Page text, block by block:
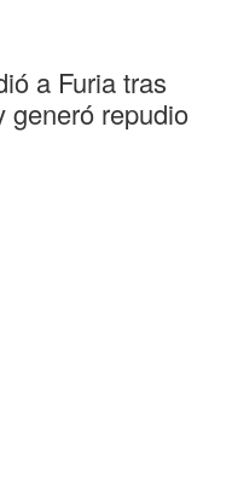
a Furia tras
generó repudio